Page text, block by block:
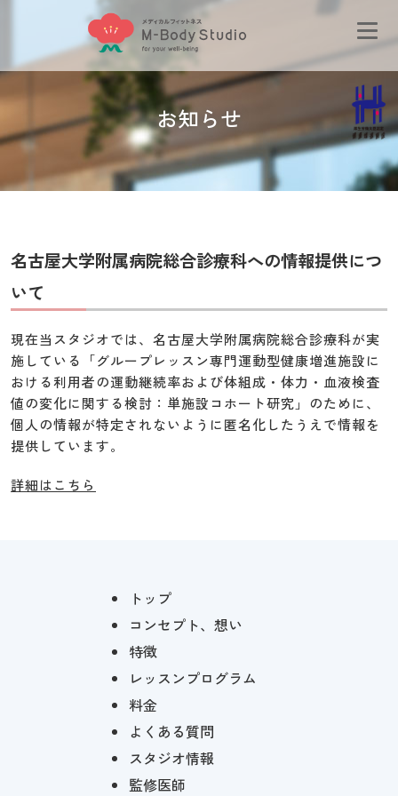
お知らせ
名古屋大学附属病院総合診療科への情報提供につ
いて
現在当スタジオでは、名古屋大学附属病院総合診療科が実
施している「グループレッスン専門運動型健康増進施設に
おける利用者の運動継続率および体組成・体力・血液検査
値の変化に関する検討：単施設コホート研究」のために、
個人の情報が特定されないように匿名化したうえで情報を
提供しています。
詳細はこちら
トップ
コンセプト、想い
特徴
レッスンプログラム
料金
よくある質問
スタジオ情報
監修医師